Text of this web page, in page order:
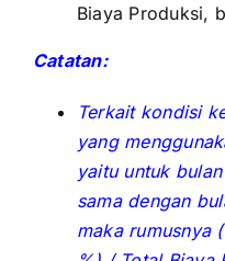
Biaya Produksi,
Catatan:
Terkait kondisi
yang
yaitu untuk
sama dengan
maka rumusnya